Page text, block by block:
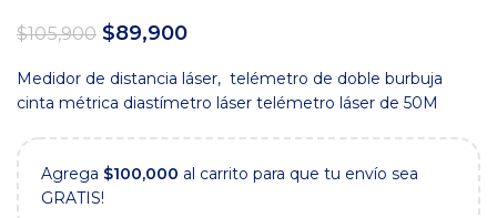
$105,900 El
original
era:
$89,900El
actual
es:
Medidor de distancia láser, telémetro de doble burbuja
cinta métrica diastímetro láser telémetro láser de 50M
Agrega $100,000 al carrito para que tu envío sea
GRATIS!